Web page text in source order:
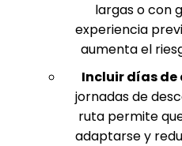
largas o con
experiencia
aumenta el
Incluir días de
jornadas de
ruta permite
adaptarse y